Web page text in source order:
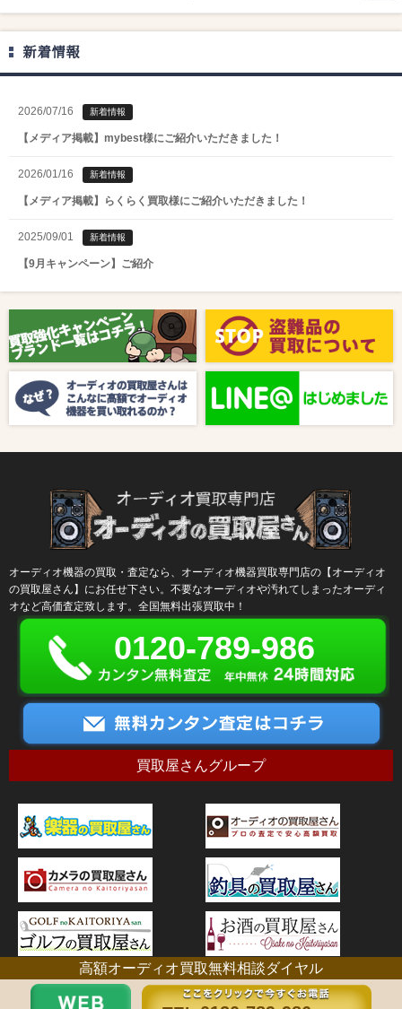
新着情報
2026/07/16 新着情報
【メディア掲載】mybest様にご紹介いただきました！
2026/01/16 新着情報
【メディア掲載】らくらく買取様にご紹介いただきました！
2025/09/01 新着情報
【9月キャンペーン】ご紹介
【8月キャンペーン】ご紹介
2024/10/04 新着情報
【ラジオ番組放送のお知らせ】
オーディオ機器の買取・査定なら、オーディオ機器買取専門店の【オーディオ
の買取屋さん】にお任せ下さい。不要なオーディオや汚れてしまったオーディ
オなど高価査定致します。全国無料出張買取中！
0120-789-986
買取屋さんグループ
古物営業許可証番号：神奈川県公安委員会 第451310006356号
高額オーディオ買取無料相談ダイヤル